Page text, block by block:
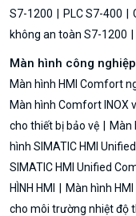
S7-1200
PLC S7-400
không an toàn S7-1200
Màn hình công
Màn hình HMI Comfort
Màn hình Comfort INOX
cho thiết bị bảo vệ
Màn
hình SIMATIC HMI
SIMATIC HMI Unified
HÌNH HMI
Màn hình
cho môi trường nhiệt độ